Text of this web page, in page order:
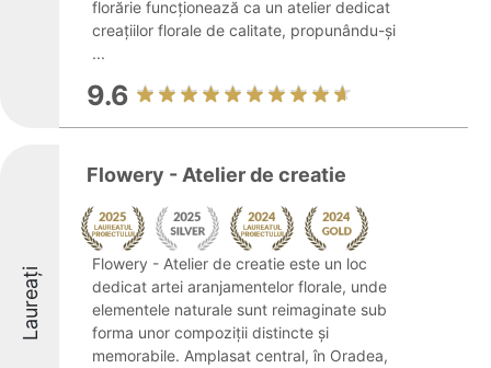
florărie funcționează ca un atelier dedicat
creațiilor florale de calitate, propunându-și
...
9.6
Laureați
Flowery - Atelier de creatie
Flowery - Atelier de creatie este un loc
dedicat artei aranjamentelor florale, unde
elementele naturale sunt reimaginate sub
forma unor compoziții distincte și
memorabile. Amplasat central, în Oradea,